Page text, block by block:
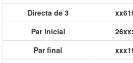
Directa de 3
Par inicial
Par final